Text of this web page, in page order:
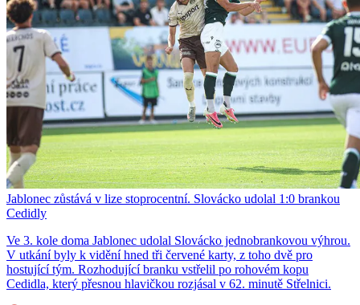
Jablonec zůstává v lize stoprocentní. Slovácko udolal 1:0 brankou
Cedidly
Ve 3. kole doma Jablonec udolal Slovácko jednobrankovou výhrou.
V utkání byly k vidění hned tři červené karty, z toho dvě pro
hostující tým. Rozhodující branku vstřelil po rohovém kopu
Cedidla, který přesnou hlavičkou rozjásal v 62. minutě Střelnici.